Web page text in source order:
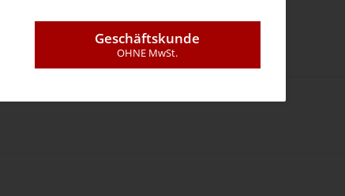
Geschäftskunde
OHNE MwSt.